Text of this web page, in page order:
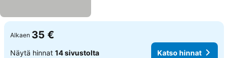
Alkaen 35 €
Näytä hinnat 14 sivustolta Katso hinnat